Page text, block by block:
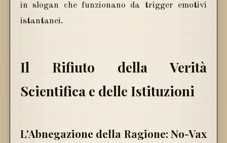
in slogan che funzionano da trigger emotivi
istantanei.
Il Rifiuto della Verità
Scientifica e delle Istituzioni
L'Abnegazione della Ragione: No-Vax